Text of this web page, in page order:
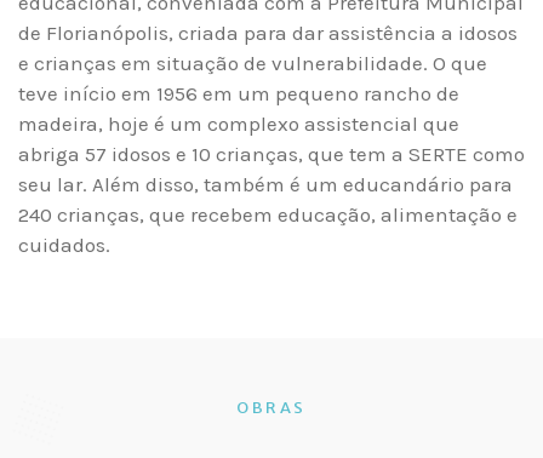
de Florianópolis, criada para dar assistência a idosos
e crianças em situação de vulnerabilidade. O que
teve início em 1956 em um pequeno rancho de
madeira, hoje é um complexo assistencial que
abriga 57 idosos e 10 crianças, que tem a SERTE como
seu lar. Além disso, também é um educandário para
240 crianças, que recebem educação, alimentação e
cuidados.
OBRAS